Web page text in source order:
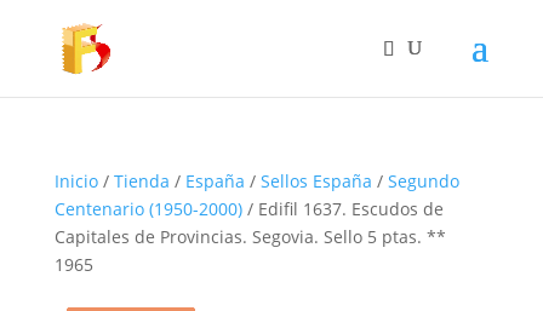
Inicio/ Tienda / España / Sellos España / Segundo
Centenario (1950-2000)/ Edifil 1637. Escudos de
Capitales de Provincias. Segovia. Sello 5 ptas. **
1965